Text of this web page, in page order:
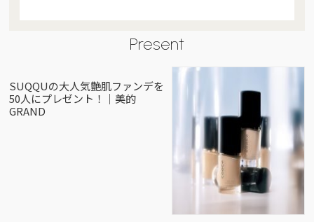
Present
SUQQUの大人気艶肌ファンデを
50人にプレゼント！｜美的
GRAND